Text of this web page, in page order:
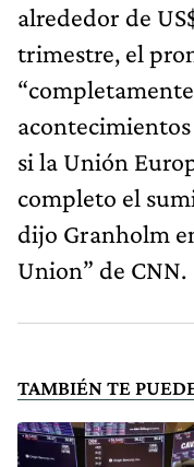
alrededor de
trimestre, el
si la Unión
completo el
dijo Granholm
Union” de CNN.
TAMBIÉN TE